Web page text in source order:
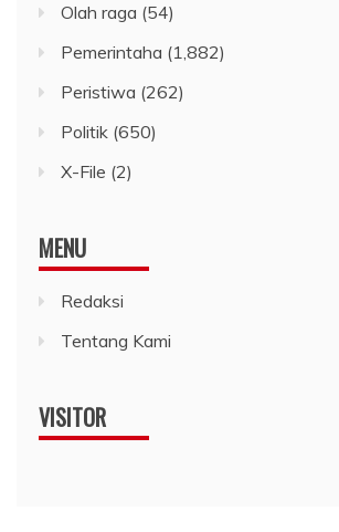
Olah raga (54)
Pemerintaha (1,882)
Peristiwa (262)
Politik (650)
X-File (2)
MENU
Redaksi
Tentang Kami
VISITOR